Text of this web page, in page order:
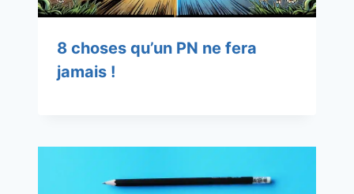
8 choses qu’un PN ne fera
jamais !